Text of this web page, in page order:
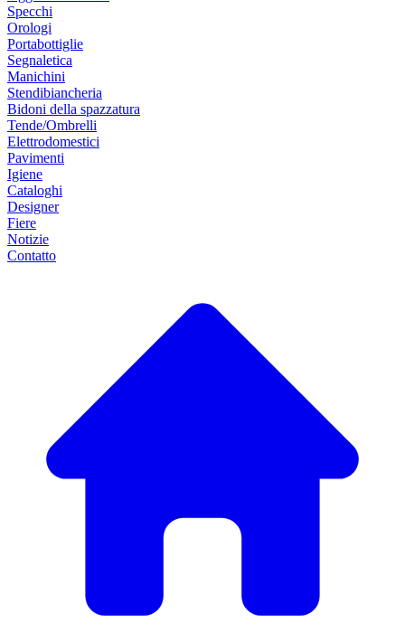
Specchi
Orologi
Portabottiglie
Segnaletica
Manichini
Stendibiancheria
Bidoni della spazzatura
Tende/Ombrelli
Elettrodomestici
Pavimenti
Igiene
Cataloghi
Designer
Fiere
Notizie
Contatto